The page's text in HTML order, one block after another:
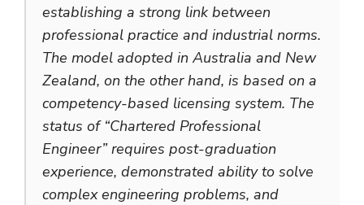
establishing a strong link between
professional practice and industrial norms.
The model adopted in Australia and New
Zealand, on the other hand, is based on a
competency-based licensing system. The
status of “Chartered Professional
Engineer” requires post-graduation
experience, demonstrated ability to solve
complex engineering problems, and